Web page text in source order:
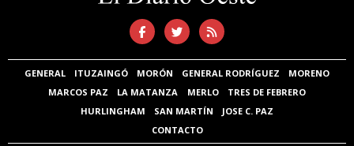
GENERAL ITUZAINGÓ MORÓN GENERAL RODRÍGUEZ
MORENO
MARCOS PAZ
LA MATANZA MERLO
TRES DE FEBRERO
HURLINGHAM
SAN MARTÍN
JOSE C. PAZ
CONTACTO